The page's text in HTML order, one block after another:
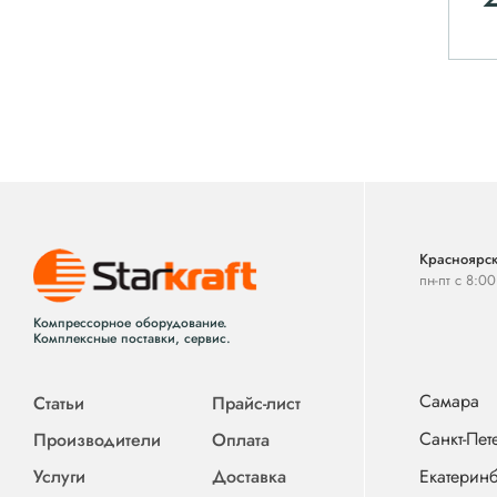
Компрессорное оборудование.
Комплексные поставки, сервис.
пн-пт с
Статьи
Производители
Услуги
Прайс-лист
Оплата
Доставка
Самара
Санкт-